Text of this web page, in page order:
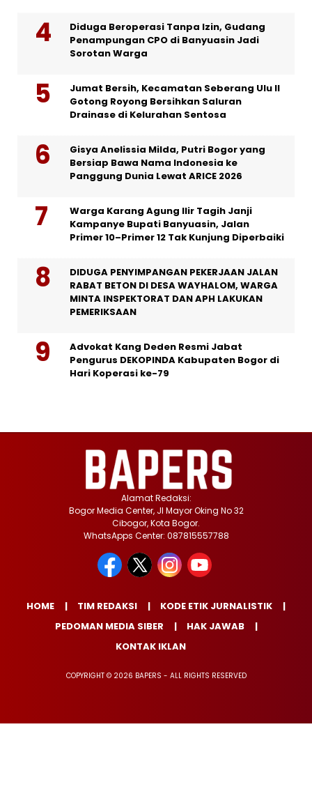
Diduga Beroperasi Tanpa Izin, Gudang
Penampungan CPO di Banyuasin Jadi
Sorotan Warga
Jumat Bersih, Kecamatan Seberang Ulu II
Gotong Royong Bersihkan Saluran
Drainase di Kelurahan Sentosa
Gisya Anelissia Milda, Putri Bogor yang
Bersiap Bawa Nama Indonesia ke
Panggung Dunia Lewat ARICE 2026
Warga Karang Agung Ilir Tagih Janji
Kampanye Bupati Banyuasin, Jalan
Primer 10–Primer 12 Tak Kunjung Diperbaiki
DIDUGA PENYIMPANGAN PEKERJAAN JALAN
RABAT BETON DI DESA WAYHALOM, WARGA
MINTA INSPEKTORAT DAN APH LAKUKAN
PEMERIKSAAN
Advokat Kang Deden Resmi Jabat
Pengurus DEKOPINDA Kabupaten Bogor di
Hari Koperasi ke-79
Alamat Redaksi:
Bogor Media Center, Jl Mayor Oking No 32
Cibogor, Kota Bogor.
WhatsApps Center: 087815557788
HOME TIM REDAKSI
KODE ETIK JURNALISTIK
PEDOMAN MEDIA SIBER
HAK JAWAB
KONTAK IKLAN
COPYRIGHT © 2026 BAPERS - ALL RIGHTS RESERVED